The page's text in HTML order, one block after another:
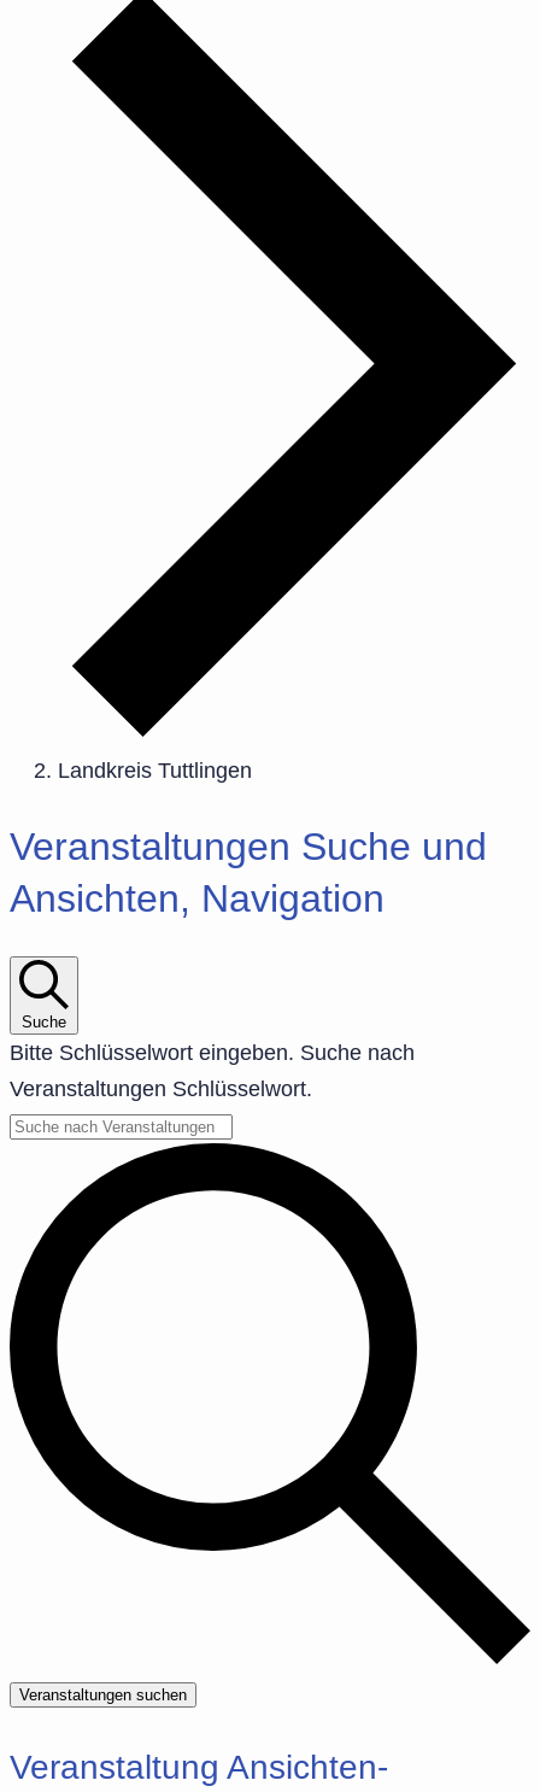
Landkreis Tuttlingen
Veranstaltungen
Veranstaltungen Suche und
Ansichten, Navigation
Suche
Bitte Schlüsselwort eingeben. Suche nach
Veranstaltungen Schlüsselwort.
Veranstaltungen suchen
Veranstaltung Ansichten-